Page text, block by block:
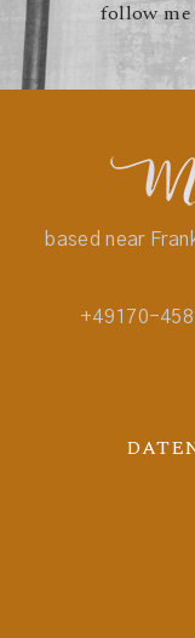
follow me
based near
+49170-